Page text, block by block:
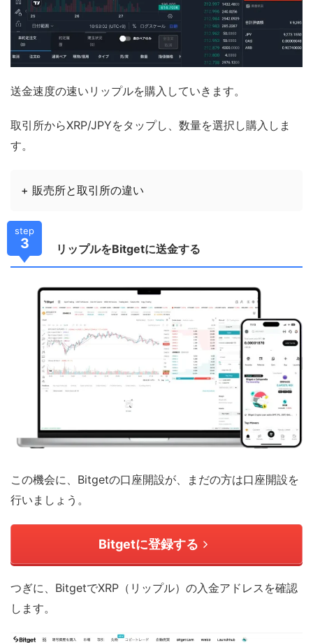
送金速度の速いリップルを購入していきます。
取引所からXRP/JPYをタップし、数量を選択し購入しま
す。
+ 販売所と取引所の違い
step
3 リップルをBitgetに送金する
この機会に、Bitgetの口座開設が、まだの方は口座開設を
行いましょう。
Bitgetに登録する
つぎに、BitgetでXRP（リップル）の入金アドレスを確認
します。